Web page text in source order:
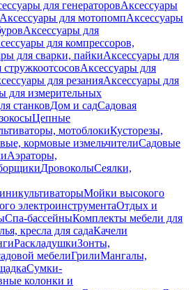
для генераторовАксессуары
Аксессуары для мотопомпАксессуары
Аксессуары для
для компрессоров,
для сварки, пайкиАксессуары для
Аксессуары для
для резанияАксессуары для
для измерительных
станковДом и садСадовая
Цепные
мотоблокиКусторезы,
кормовые измельчителиСадовые
Аэраторы,
ДровоколыСеялки,
Мойки высокого
электроинструментаОтдых и
Спа-бассейныКомплекты мебели для
кресла для садаКачели
РаскладушкиЗонты,
мебелиГрилиМангалы,
Сумки-
колонки и